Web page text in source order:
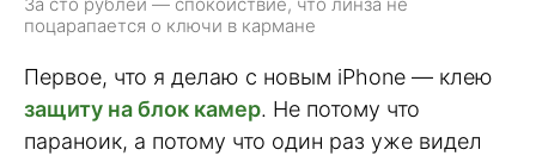
поцарапается о ключи в кармане
Первое, что я делаю с новым iPhone — клею
защиту на блок камер. Не потому что
параноик, а потому что один раз уже видел